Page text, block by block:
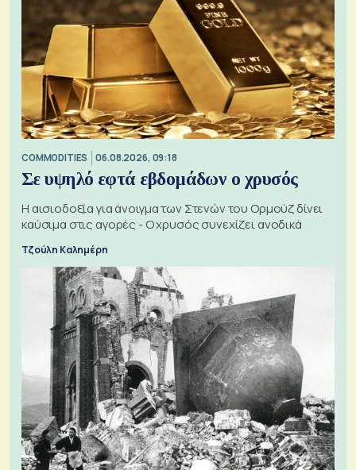
COMMODITIES 06.08.2026, 09:18
Σε υψηλό εφτά εβδομάδων ο χρυσός
Η αισιοδοξία για άνοιγμα των Στενών του Ορμούζ δίνει
καύσιμα στις αγορές - Ο χρυσός συνεχίζει ανοδικά
Τζούλη Καλημέρη